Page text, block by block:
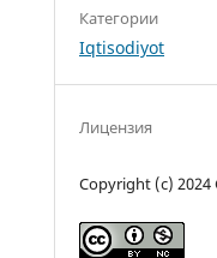
Категории
Iqtisodiyot
Лицензия
Copyright (c) 2024